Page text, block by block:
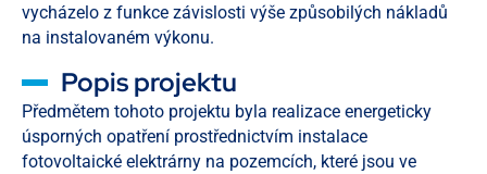
vycházelo z funkce závislosti výše způsobilých nákladů
na instalovaném výkonu.
Popis projektu
Předmětem tohoto projektu byla realizace energeticky
úsporných opatření prostřednictvím instalace
fotovoltaické elektrárny na pozemcích, které jsou ve